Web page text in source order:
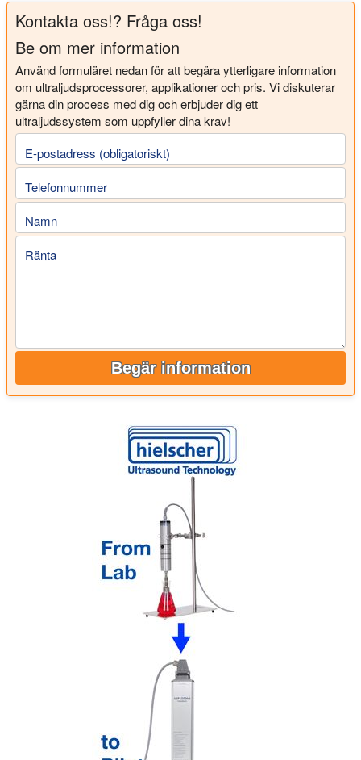
Kontakta oss!? Fråga oss!
Be om mer information
Använd formuläret nedan för att begära ytterligare information
om ultraljudsprocessorer, applikationer och pris. Vi diskuterar
gärna din process med dig och erbjuder dig ett
ultraljudssystem som uppfyller dina krav!
E-postadress (obligatoriskt)
Telefonnummer
Namn
Ränta
Begär information